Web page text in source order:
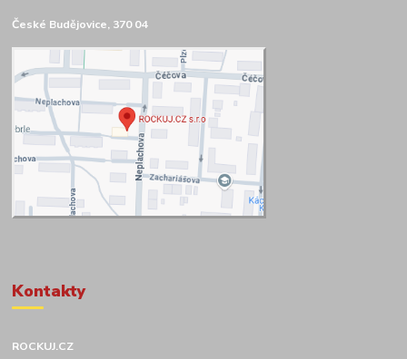
České Budějovice, 370 04
Kontakty
ROCKUJ.CZ